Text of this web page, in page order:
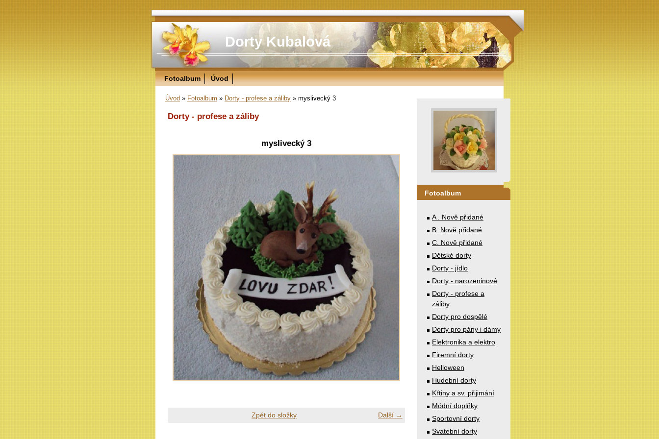
Dorty Kubalová
Fotoalbum Úvod
Úvod » Fotoalbum » Dorty - profese a záliby » myslivecký 3
Dorty - profese a záliby
myslivecký 3
Další →
Zpět do složky
Fotoalbum
A . Nově přidané
B. Nově přidané
C. Nově přidané
Dětské dorty
Dorty - jídlo
Dorty - narozeninové
Dorty - profese a
záliby
Dorty pro dospělé
Dorty pro pány i dámy
Elektronika a elektro
Firemní dorty
Helloween
Hudební dorty
Křtiny a sv. přijimání
Módní doplňky
Sportovní dorty
Svatební dorty